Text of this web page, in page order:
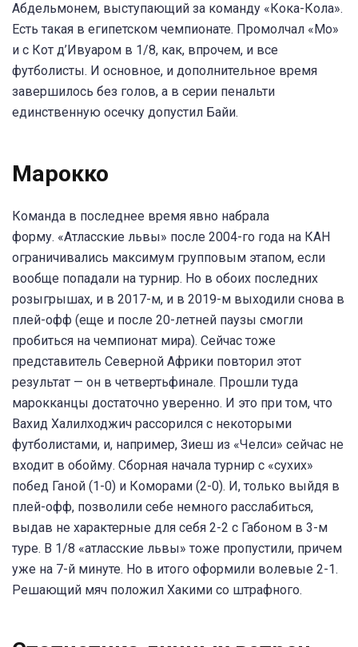
Абдельмонем, выступающий за команду «Кока-Кола».
Есть такая в египетском чемпионате. Промолчал «Мо»
и с Кот д’Ивуаром в 1/8, как, впрочем, и все
футболисты. И основное, и дополнительное время
завершилось без голов, а в серии пенальти
единственную осечку допустил Байи.
Марокко
Команда в последнее время явно набрала
форму. «Атласские львы» после 2004-го года на КАН
ограничивались максимум групповым этапом, если
вообще попадали на турнир. Но в обоих последних
розыгрышах, и в 2017-м, и в 2019-м выходили снова в
плей-офф (еще и после 20-летней паузы смогли
пробиться на чемпионат мира). Сейчас тоже
представитель Северной Африки повторил этот
результат — он в четвертьфинале. Прошли туда
марокканцы достаточно уверенно. И это при том, что
Вахид Халилходжич рассорился с некоторыми
футболистами, и, например, Зиеш из «Челси» сейчас не
входит в обойму. Сборная начала турнир с «сухих»
побед Ганой (1-0) и Коморами (2-0). И, только выйдя в
плей-офф, позволили себе немного расслабиться,
выдав не характерные для себя 2-2 с Габоном в 3-м
туре. В 1/8 «атласские львы» тоже пропустили, причем
уже на 7-й минуте. Но в итого оформили волевые 2-1.
Решающий мяч положил Хакими со штрафного.